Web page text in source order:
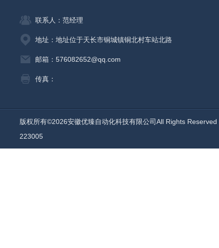
联系人：范经理
地址：地址位于天长市铜城镇铜北村车站北路
邮箱：576082652@qq.com
传真：
版权所有©2026安徽优臻自动化科技有限公司All Rights
223005